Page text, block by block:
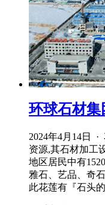
环球石材集
2024年4月14日
资源,其石材加工
地区居民中有
雅石、艺品、奇
此花莲有『石头